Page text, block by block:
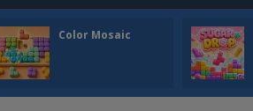
Color Mosaic